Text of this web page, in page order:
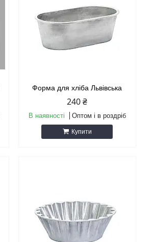
Форма для хліба Львівська
240 ₴
В наявності Оптом і в роздріб
Купити